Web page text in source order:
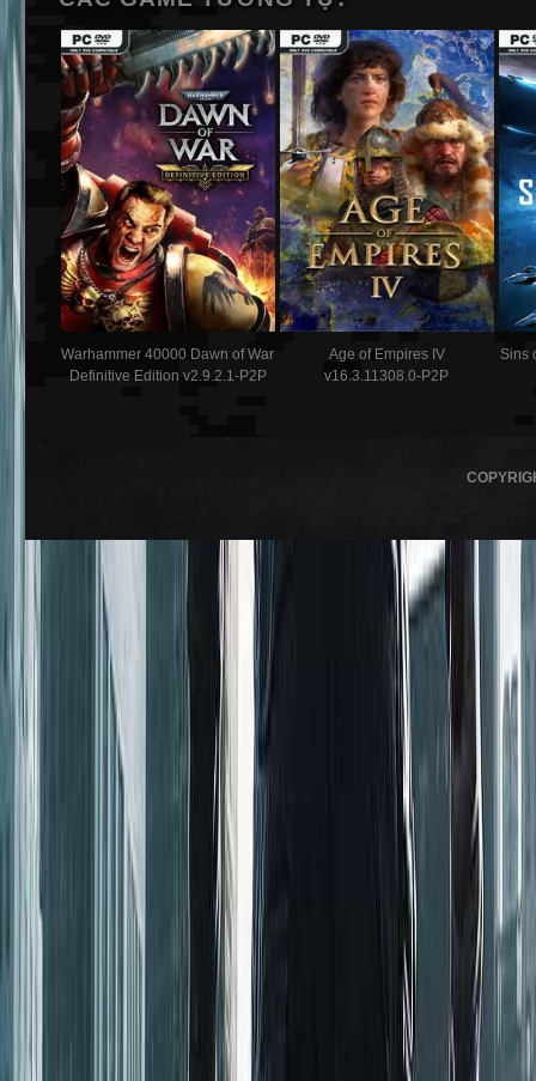
Warhammer 40000 Dawn of War
Definitive Edition v2.9.2.1-P2P
Age of Empires IV
v16.3.11308.0-P2P
Sins